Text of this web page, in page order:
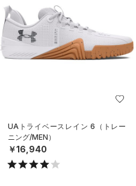
UAトライベースレイン 6（トレー
ニング/MEN）
￥16,940